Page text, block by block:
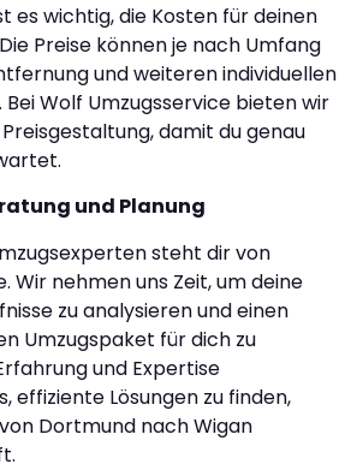
es wichtig, die Kosten für deinen
Preise können je nach Umfang
und weiteren individuellen
Wolf Umzugsservice bieten wir
damit du genau
und Planung
steht dir von
Wir nehmen uns Zeit, um deine
zu analysieren und einen
Umzugspaket für dich zu
und Expertise
effiziente Lösungen zu finden,
Dortmund nach Wigan